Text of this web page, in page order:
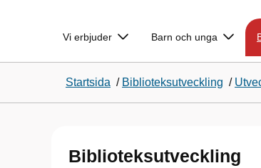
Vi erbjuder Barn och unga
Startsida / Biblioteksutveckling /
Biblioteksutveckling